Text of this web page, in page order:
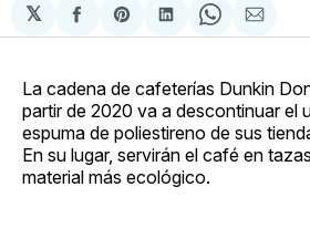
𝕏
Compartir
en
Share
on
Compartir
en
Share
on
via
La cadena de cafeterías Dunkin
partir de 2020 va a descontinuar el
espuma de poliestireno de sus
En su lugar, servirán el café en
material más ecológico.